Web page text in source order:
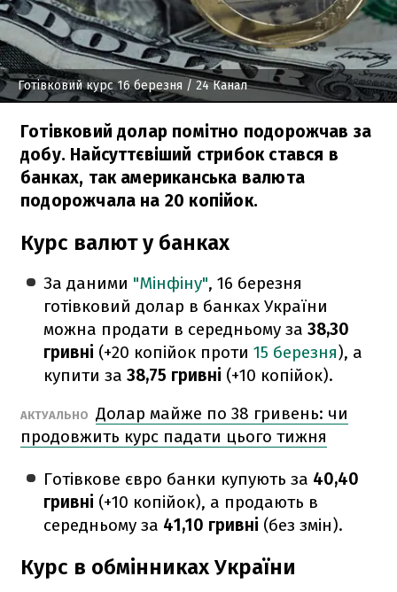
Готівковий курс 16 березня / 24 Канал
Готівковий долар помітно подорожчав за
добу. Найсуттєвіший стрибок стався в
банках, так американська валюта
подорожчала на 20 копійок.
Курс валют у банках
За даними "Мінфіну", 16 березня
готівковий долар в банках України
можна продати в середньому за38,30
гривні (+20 копійок проти15 березня), а
купити за38,75 гривні (+10 копійок).
АКТУАЛЬНО Долар майже по 38 гривень: чи
продовжить курс падати цього тижня
Готівкове євро банки купують за 40,40
гривні (+10 копійок), а продають в
середньому за 41,10 гривні (без змін).
Курс в обмінниках України